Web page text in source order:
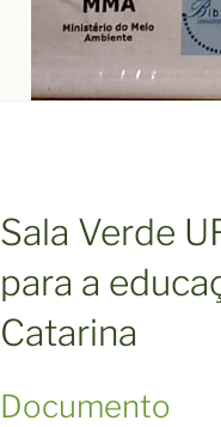
Sala Verde
para a
Catarina
Documento